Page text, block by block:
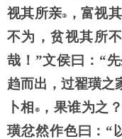
视其所亲③ ，富视
不为，贫视其所
哉！ ”文侯曰：“
趋而出，过翟璜之
卜相 ⑥ ，果谁为之
璜忿然作色曰：“